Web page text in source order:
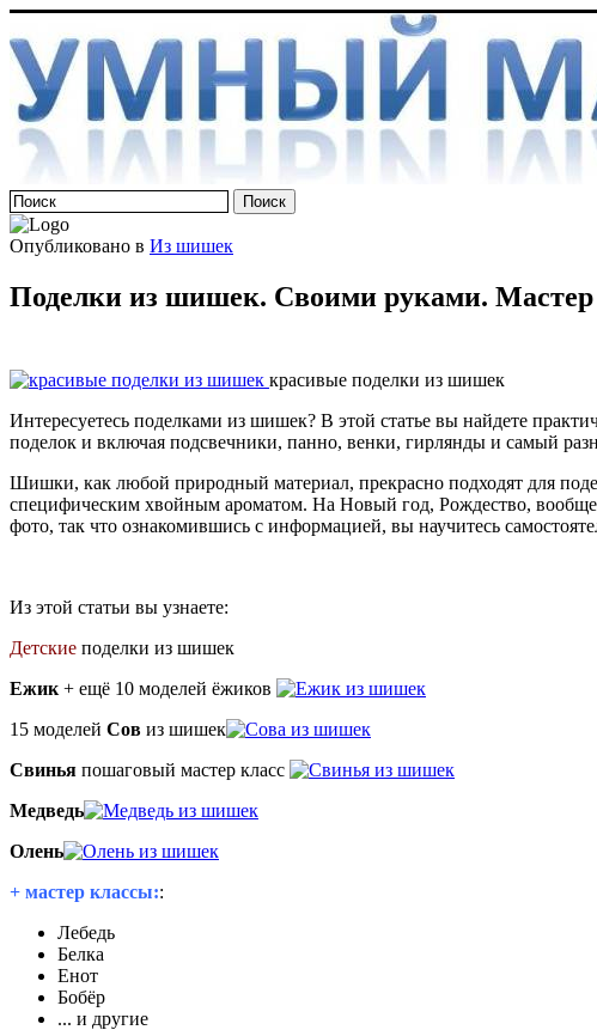
Опубликовано в Из шишек
Поделки из шишек. Своими руками. Мастер
красивые поделки из шишек
Интересуетесь поделками из шишек? В этой статье вы найдете
поделок и включая подсвечники, панно, венки, гирлянды и самый
Шишки, как любой природный материал, прекрасно подходят для
специфическим хвойным ароматом. На Новый год, Рождество,
фото, так что ознакомившись с информацией, вы научитесь
Из этой статьи вы узнаете:
Детские поделки из шишек
Ежик + ещё 10 моделей ёжиков
15 моделей Сов из шишек
Свинья пошаговый мастер класс
Медведь
Олень
+ мастер классы::
Лебедь
Белка
Енот
Бобёр
... и другие